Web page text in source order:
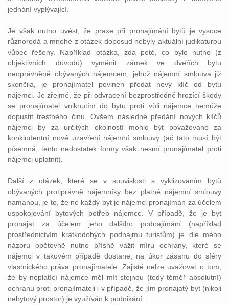
jednání vyplývající.
Je však nutno uvést, že praxe při pronajímání bytů je vysoce
různorodá a mnohé z otázek doposud nebyly aktuální judikaturou
vůbec řešeny. Například otázka, zda poté, co bylo nutno (z
objektivních důvodů) vyměnit zámek ve dveřích bytu
neoprávněně obývaných nájemcem, jehož nájemní smlouva již
skončila, je pronajímatel povinen předat nový klíč od bytu
nájemci. Je zřejmé, že při odvracení bezprostředně hrozící škody
se pronajímatel vniknutím do bytu proti vůli nájemce nemůže
dopustit trestného činu. Ovšem následné předání nových klíčů
nájemci by za určitých okolností mohlo být považováno za
konkludentní nové uzavření nájemní smlouvy (ač tato musí být
písemná, tento nedostatek formy však nesmí pronajímatel proti
nájemci uplatnit).
Další z otázek, které se v souvislosti s vyklizováním bytů
obývaných protiprávně nájemníky bez platné nájemní smlouvy
namanou, je to, že ne každý byt je nájemci pronajímán za účelem
uspokojování bytových potřeb nájemce. V případě, že je byt
pronajat za účelem jeho dalšího podnajímání (například
prostřednictvím krátkodobých podnájmu turistům) je dle mého
názoru opětovně nutno přísně vážit míru ochrany, které se
nájemci v takovém případě dostane, na úkor zásahu do sféry
vlastnického práva pronajímatele. Zajisté nelze uvažovat o tom,
že by neplatící nájemce měl mít stejnou (tedy téměř absolutní)
ochranu proti pronajímateli i v případě, že jím pronajatý byt (nikoli
nebytový prostor) je využíván k podnikání.